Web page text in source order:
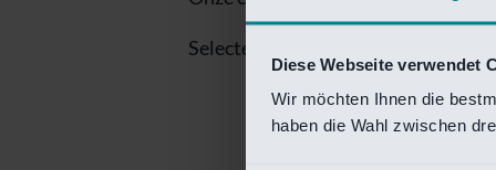
Diese Webseite verwendet
Wir möchten Ihnen die
haben die Wahl zwischen
Selecteer een van de login opties